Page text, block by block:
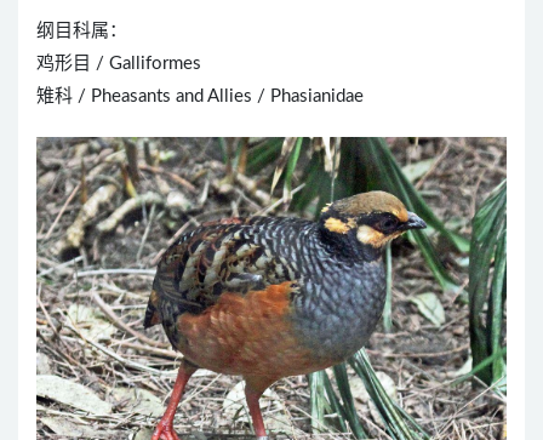
纲目科属：
鸡形目 / Galliformes
雉科 / Pheasants and Allies / Phasianidae